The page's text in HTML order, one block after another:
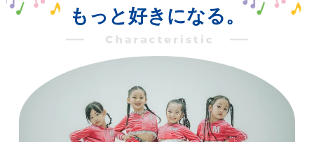
もっと好きになる。